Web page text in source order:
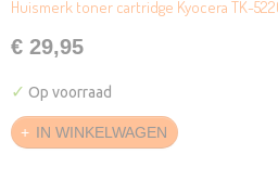
Huismerk toner cartridge Kyocera TK-
€ 29,95
✓ Op voorraad
IN WINKELWAGEN